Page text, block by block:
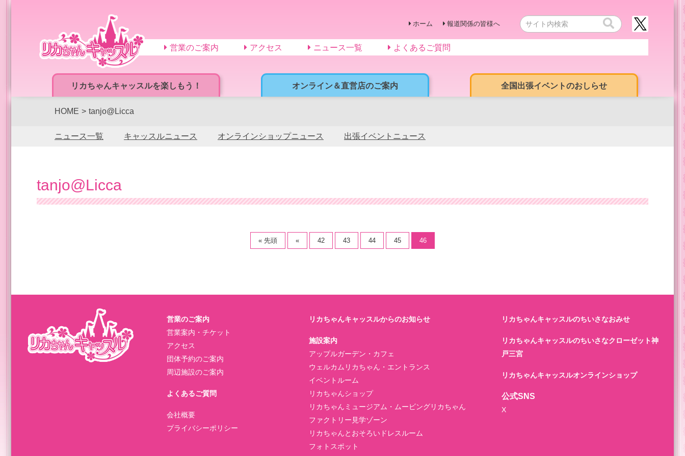
リカちゃんキャッスルを楽しもう！ オンライン＆直営店のご案内 全国出張イベントのおしらせ
ホーム 報道関係の皆様へ
営業のご案内 アクセス ニュース一覧 よくあるご質問
HOME tanjo@Licca
ニュース一覧 キャッスルニュース オンラインショップニュース 出張イベントニュース
tanjo@Licca
« 先頭 « 42 43 44 45 46
営業のご案内
営業案内・チケット
アクセス
団体予約のご案内
周辺施設のご案内
よくあるご質問
会社概要
プライバシーポリシー
リカちゃんキャッスルからのお知らせ
施設案内
アップルガーデン・カフェ
ウェルカムリカちゃん・エントランス
イベントルーム
リカちゃんショップ
リカちゃんミュージアム・ムービングリカちゃん
ファクトリー見学ゾーン
リカちゃんとおそろいドレスルーム
フォトスポット
リカちゃんキャッスルのちいさなおみせ
リカちゃんキャッスルのちいさなクローゼット神
戸三宮
リカちゃんキャッスルオンラインショップ
公式SNS
X